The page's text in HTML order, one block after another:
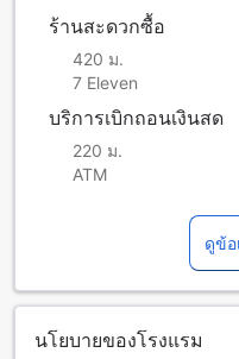
ร้านสะดวกซื้อ
420 ม.
7 Eleven
บริการเบิกถอนเงินสด
220 ม.
ATM
ดูข้อ
นโยบายของโรงแรม